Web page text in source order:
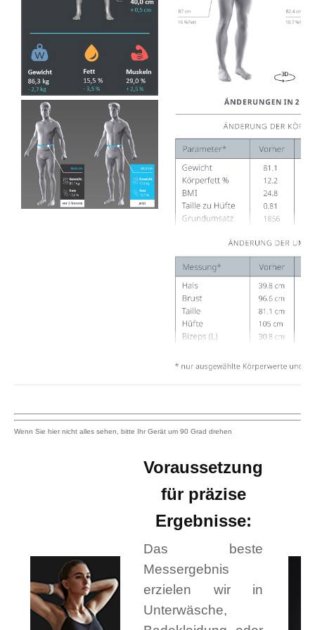
Damit werden selbst die
kleinsten
Körperveränderungen
verfolgt und quantifiziert.
Körperhaltung und
Körperbalanceanalyse
Ein 3D-Avatar in Kombination
mit dem Haltungsanalysetool
Körperhaltung anschaulich
ab. Die Einzelheiten deiner
Körperhaltung werden sofort
verständlich und greifbar.
Dadurch wirst Du für ein
siehst danach die
Veränderungen mit eigenen
Balancewaage analysiert die
Belastungsverteilung der
Körperwerte
(Fettanteil, BMI, FFMI,
Voraussetzung
für präzise
Ergebnisse:
Das beste
Messergebnis
erzielen wir in
Unterwäsche,